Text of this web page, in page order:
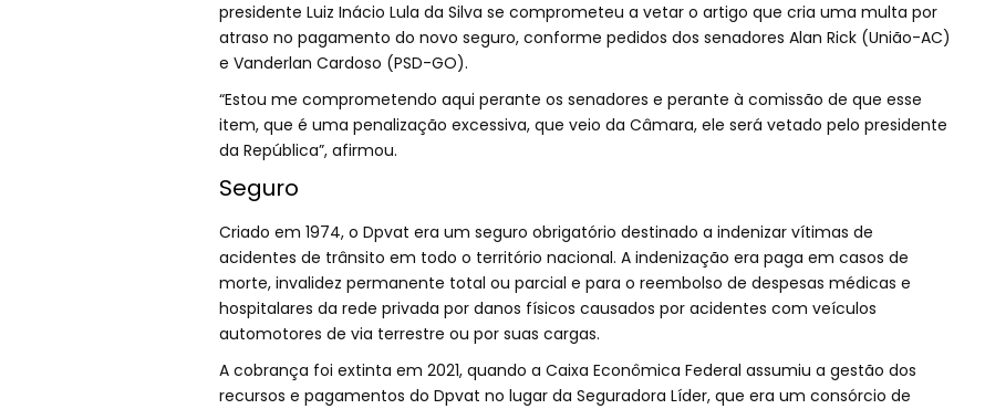
presidente Luiz Inácio Lula da Silva se comprometeu a vetar o artigo que cria uma multa por
atraso no pagamento do novo seguro, conforme pedidos dos senadores Alan Rick (União-AC)
e Vanderlan Cardoso (PSD-GO).
“Estou me comprometendo aqui perante os senadores e perante à comissão de que esse
item, que é uma penalização excessiva, que veio da Câmara, ele será vetado pelo presidente
da República”, afirmou.
Seguro
Criado em 1974, o Dpvat era um seguro obrigatório destinado a indenizar vítimas de
acidentes de trânsito em todo o território nacional. A indenização era paga em casos de
morte, invalidez permanente total ou parcial e para o reembolso de despesas médicas e
hospitalares da rede privada por danos físicos causados por acidentes com veículos
automotores de via terrestre ou por suas cargas.
A cobrança foi extinta em 2021, quando a Caixa Econômica Federal assumiu a gestão dos
recursos e pagamentos do Dpvat no lugar da Seguradora Líder, que era um consórcio de